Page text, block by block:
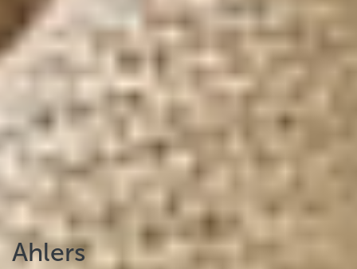
Ahlers